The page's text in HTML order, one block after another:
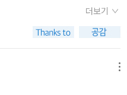
있으니 눈빛이나 움직임으
계가 이상할 게 없다. 어쩌면
니라 인간의 요란한 소리에
날 종이를 내밀며 말했다.엄
려봐. 아빠도그리고 며칠 뒤
은 팔뚝에 문신을 하고 왔다.
예쁘게 그렸을거 아냐. 이 찌
뭐냐?딸은 어차피 못 그리
있다. 즉 소설을 통해서 다름
삶을 되돌아보게 만드는 것
안에 휩쓸리지 않는 것은 소설
. 이것은 현실이 아니다. 현
져 젊은 연령대나 SF 장르
거워하실 수도 있을 것 같
로의 영역으로 서로에게 영
지닌 레몬과 라임(양면의
더보기